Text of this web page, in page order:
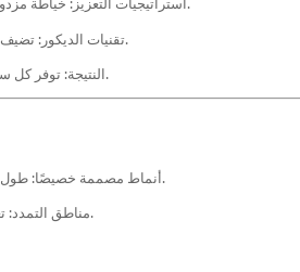
تقنيات الديكور: تضيف الخياطة العلوية والقفل المسطح والخياطة المغطاة قيمة بصرية ووظيفية.
النتيجة: توفر كل سترة من النوع الثقيل طبقات متينة تكمل التصميم مع تعزيز إمكانية الارتداء.
أنماط مصممة خصيصًا: طول الأكمام، وعرض الكتفين، وشكل الجسم المستدق مصمم لتحقيق المرونة.
مناطق التمدد: تعمل الألواح الموجودة حول المرفقين والكتفين والخصر على تعزيز الحركة.